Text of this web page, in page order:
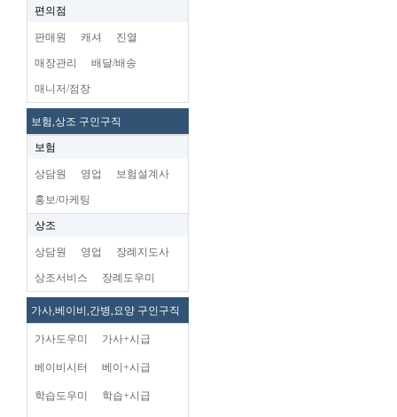
편의점
판매원 캐셔 진열
매장관리 배달/배송
매니저/점장
보험,상조 구인구직
보험
상담원 영업 보험설계사
홍보/마케팅
상조
상담원 영업 장례지도사
상조서비스 장례도우미
가사,베이비,간병,요양 구인구직
가사도우미 가사+시급
베이비시터 베이+시급
학습도우미 학습+시급